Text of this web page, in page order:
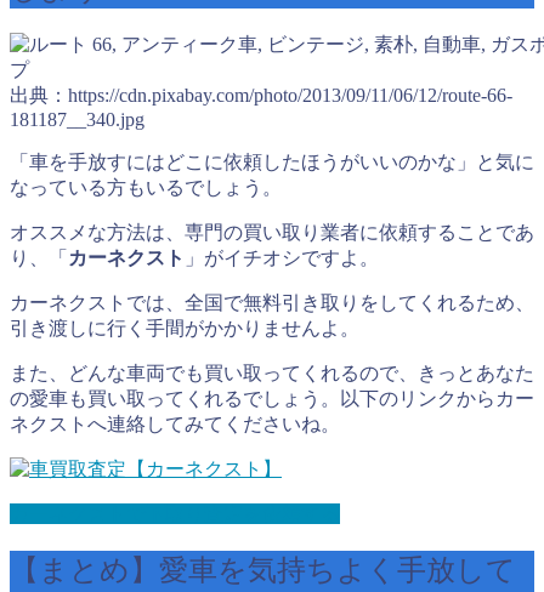
出典：https://cdn.pixabay.com/photo/2013/09/11/06/12/route-66-
181187__340.jpg
「車を手放すにはどこに依頼したほうがいいのかな」と気に
なっている方もいるでしょう。
オススメな方法は、専門の買い取り業者に依頼することであ
り、「 カーネクスト 」がイチオシですよ。
カーネクストでは、全国で無料引き取りをしてくれるため、
引き渡しに行く手間がかかりませんよ。
また、どんな車両でも買い取ってくれるので、きっとあなた
の愛車も買い取ってくれるでしょう。以下のリンクからカー
ネクストへ連絡してみてくださいね。
【まとめ】愛車を気持ちよく手放して